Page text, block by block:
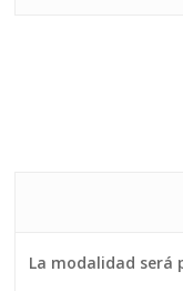
La modalidad será